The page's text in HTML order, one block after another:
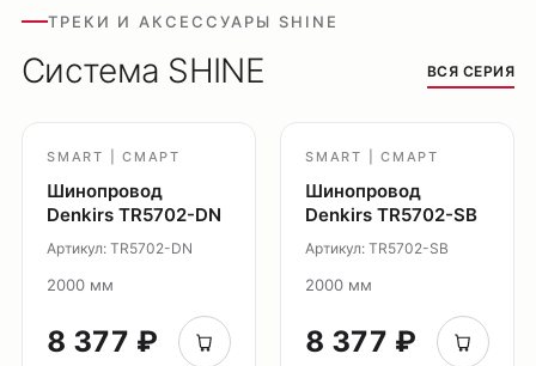
ТРЕКИ И АКСЕССУАРЫ SHINE
Система SHINE ВСЯ СЕРИЯ
SMART | СМАРТ
Шинопровод
Denkirs TR5702-DN
Артикул: TR5702-DN
2000 мм
8 377 ₽
SMART | СМАРТ
Шинопровод
Denkirs TR5702-SB
Артикул: TR5702-SB
2000 мм
8 377 ₽
Подсветка ступеней
Потолочные накладные
Ремневая система Belty
Потолочные подвесные
Точечные светильники
Настенные светильники
Каталог
Поддержка